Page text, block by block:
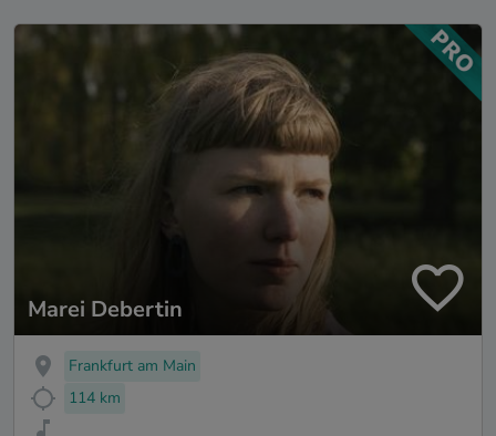
Marei Debertin
Frankfurt am Main
114 km